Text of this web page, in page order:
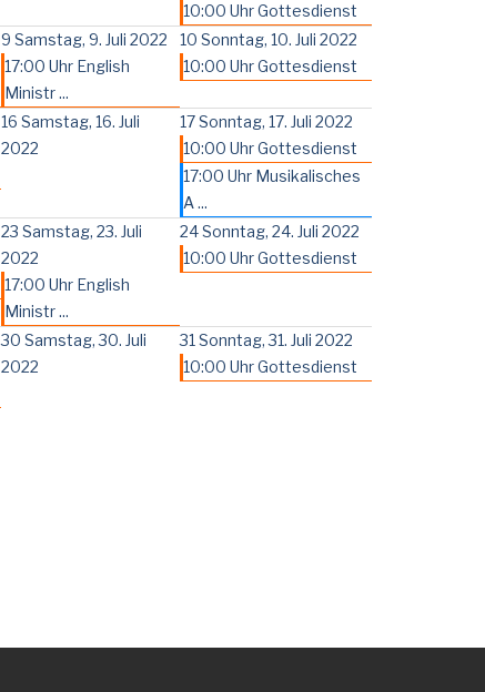
10:00 Uhr Gottesdienst
9 Samstag, 9. Juli 2022
17:00 Uhr English
Ministr ...
10 Sonntag, 10. Juli 2022
10:00 Uhr Gottesdienst
16 Samstag, 16. Juli
2022
17Sonntag, 17. Juli 2022
10:00 Uhr Gottesdienst
17:00 Uhr Musikalisches
A ...
23 Samstag, 23. Juli
2022
17:00 Uhr English
Ministr ...
24Sonntag, 24. Juli 2022
10:00 Uhr Gottesdienst
30 Samstag, 30. Juli
2022
31 Sonntag, 31. Juli 2022
10:00 Uhr Gottesdienst